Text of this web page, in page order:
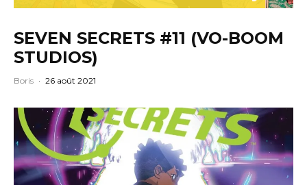
SEVEN SECRETS #11 (VO-BOOM
STUDIOS)
Boris · 26 août 2021